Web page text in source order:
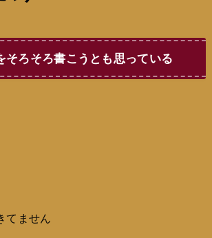
そろそろ書こうとも思っている
てません